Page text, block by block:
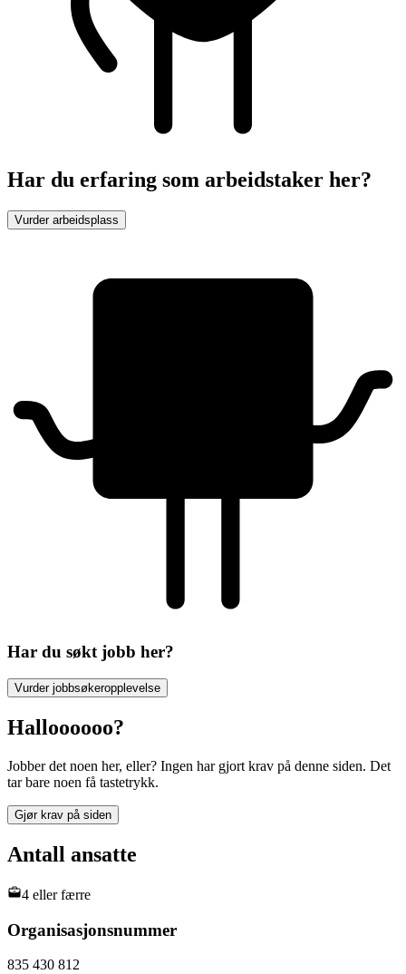
Har du erfaring som arbeidstaker her?
Vurder arbeidsplass
Har du søkt jobb her?
Vurder jobbsøkeropplevelse
Halloooooo?
Jobber det noen her, eller? Ingen har gjort krav på denne siden. Det
tar bare noen få tastetrykk.
Gjør krav på siden
Antall ansatte
4 eller færre
Organisasjonsnummer
835 430 812